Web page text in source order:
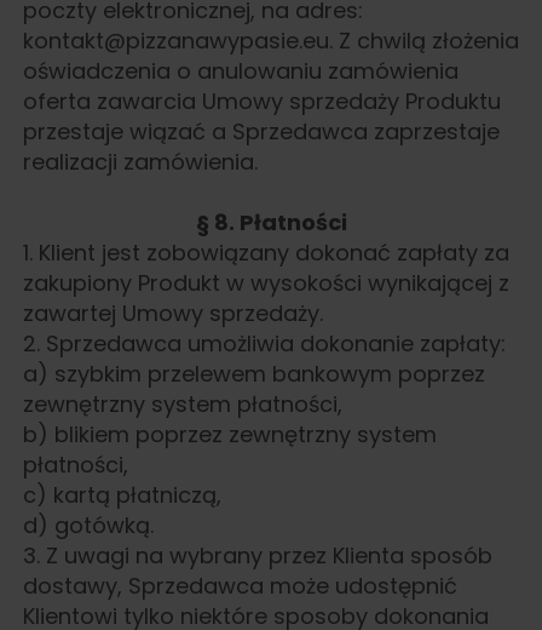
poczty elektronicznej, na adres:
kontakt@pizzanawypasie.eu. Z chwilą złożenia
oświadczenia o anulowaniu zamówienia
oferta zawarcia Umowy sprzedaży Produktu
przestaje wiązać a Sprzedawca zaprzestaje
realizacji zamówienia.
§ 8. Płatności
1. Klient jest zobowiązany dokonać zapłaty za
zakupiony Produkt w wysokości wynikającej z
zawartej Umowy sprzedaży.
2. Sprzedawca umożliwia dokonanie zapłaty:
a) szybkim przelewem bankowym poprzez
zewnętrzny system płatności,
b) blikiem poprzez zewnętrzny system
płatności,
c) kartą płatniczą,
d) gotówką.
3. Z uwagi na wybrany przez Klienta sposób
dostawy, Sprzedawca może udostępnić
Klientowi tylko niektóre sposoby dokonania